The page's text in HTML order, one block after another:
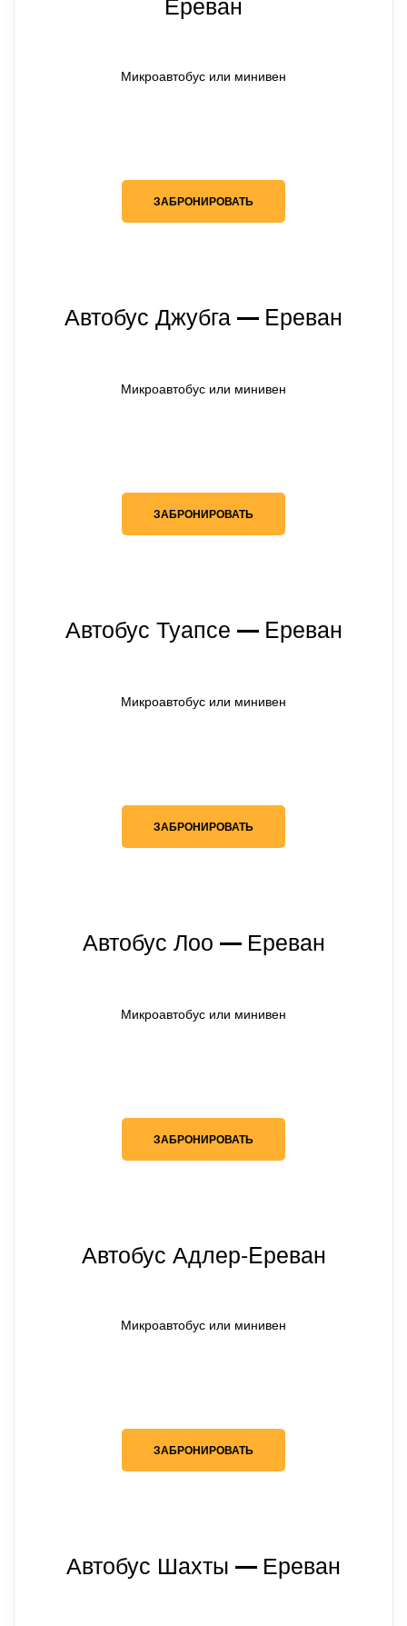
Микроавтобус или минивен
ЗАБРОНИРОВАТЬ
Автобус Джубга — Eреван
Микроавтобус или минивен
ЗАБРОНИРОВАТЬ
Автобус Туапсе — Eреван
Микроавтобус или минивен
ЗАБРОНИРОВАТЬ
Автобус Лоо — Ереван
Микроавтобус или минивен
ЗАБРОНИРОВАТЬ
Автобус Адлер-Eреван
Микроавтобус или минивен
ЗАБРОНИРОВАТЬ
Автобус Шахты — Ереван